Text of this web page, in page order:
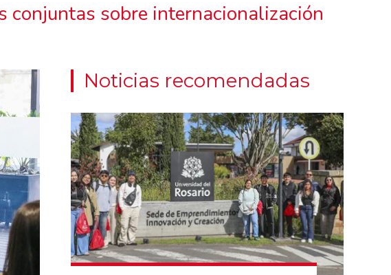
conjuntas sobre internacionalización
Noticias recomendadas